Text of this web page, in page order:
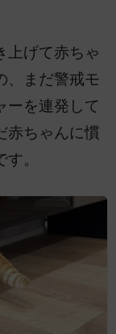
上げて赤ちゃ
、まだ警戒モ
ーを連発して
赤ちゃんに慣
。